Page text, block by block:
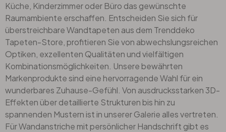
Küche, Kinderzimmer oder Büro das gewünschte
Raumambiente erschaffen. Entscheiden Sie sich für
überstreichbare Wandtapeten aus dem Trenddeko
Tapeten-Store, profitieren Sie von abwechslungsreichen
Optiken, exzellenten Qualitäten und vielfältigen
Kombinationsmöglichkeiten. Unsere bewährten
Markenprodukte sind eine hervorragende Wahl für ein
wunderbares Zuhause-Gefühl. Von ausdrucksstarken 3D-
Effekten über detaillierte Strukturen bis hin zu
spannenden Mustern ist in unserer Galerie alles vertreten.
Für Wandanstriche mit persönlicher Handschrift gibt es